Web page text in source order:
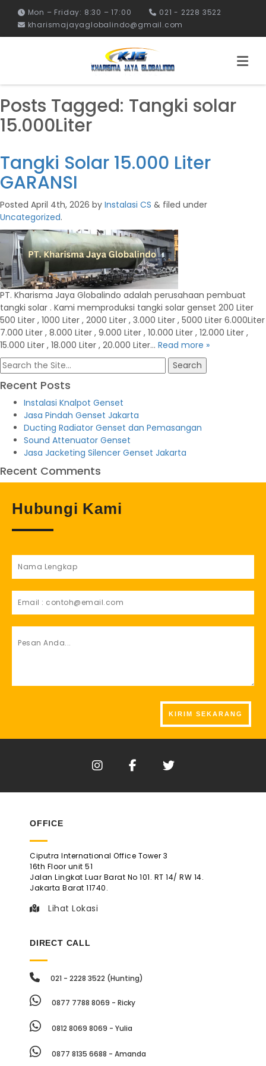
Mon – Friday: 8:30 – 17:00
021 - 2228 3522
kharismajayaglobalindo@gmail.com
Posts Tagged: Tangki solar
15.000Liter
Tangki Solar 15.000 Liter
GARANSI
Posted April 4th, 2026 by Instalasi CS & filed under
Uncategorized.
PT. Kharisma Jaya Globalindo adalah perusahaan pembuat
tangki solar . Kami memproduksi tangki solar genset 200 Liter
500 Liter , 1000 Liter , 2000 Liter , 3.000 Liter , 5000 Liter 6.000Liter
7.000 Liter , 8.000 Liter , 9.000 Liter , 10.000 Liter , 12.000 Liter ,
15.000 Liter , 18.000 Liter , 20.000 Liter… Read more »
Search
for:
Recent Posts
Instalasi Knalpot Genset
Jasa Pindah Genset Jakarta
Ducting Radiator Genset dan Pemasangan
Sound Attenuator Genset
Jasa Jacketing Silencer Genset Jakarta
Recent Comments
Hubungi Kami
OFFICE
Ciputra International Office Tower 3
16th Floor unit 51
Jalan Lingkat Luar Barat No 101. RT 14/ RW 14.
Jakarta Barat 11740.
Lihat Lokasi
DIRECT CALL
021 - 2228 3522 (Hunting)
0877 7788 8069 - Ricky
0812 8069 8069 - Yulia
0877 8135 6688 - Amanda